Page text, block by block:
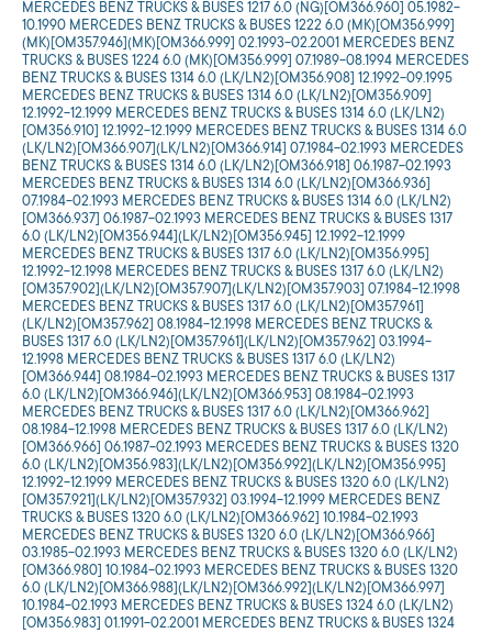
MERCEDES BENZ TRUCKS & BUSES 1217 6.0 (NG)[OM366.960] 05.1982-
10.1990 MERCEDES BENZ TRUCKS & BUSES 1222 6.0 (MK)[OM356.999]
(MK)[OM357.946](MK)[OM366.999] 02.1993-02.2001 MERCEDES BENZ
TRUCKS & BUSES 1224 6.0 (MK)[OM356.999] 07.1989-08.1994 MERCEDES
BENZ TRUCKS & BUSES 1314 6.0 (LK/LN2)[OM356.908] 12.1992-09.1995
MERCEDES BENZ TRUCKS & BUSES 1314 6.0 (LK/LN2)[OM356.909]
12.1992-12.1999 MERCEDES BENZ TRUCKS & BUSES 1314 6.0 (LK/LN2)
[OM356.910] 12.1992-12.1999 MERCEDES BENZ TRUCKS & BUSES 1314 6.0
(LK/LN2)[OM366.907](LK/LN2)[OM366.914] 07.1984-02.1993 MERCEDES
BENZ TRUCKS & BUSES 1314 6.0 (LK/LN2)[OM366.918] 06.1987-02.1993
MERCEDES BENZ TRUCKS & BUSES 1314 6.0 (LK/LN2)[OM366.936]
07.1984-02.1993 MERCEDES BENZ TRUCKS & BUSES 1314 6.0 (LK/LN2)
[OM366.937] 06.1987-02.1993 MERCEDES BENZ TRUCKS & BUSES 1317
6.0 (LK/LN2)[OM356.944](LK/LN2)[OM356.945] 12.1992-12.1999
MERCEDES BENZ TRUCKS & BUSES 1317 6.0 (LK/LN2)[OM356.995]
12.1992-12.1998 MERCEDES BENZ TRUCKS & BUSES 1317 6.0 (LK/LN2)
[OM357.902](LK/LN2)[OM357.907](LK/LN2)[OM357.903] 07.1984-12.1998
MERCEDES BENZ TRUCKS & BUSES 1317 6.0 (LK/LN2)[OM357.961]
(LK/LN2)[OM357.962] 08.1984-12.1998 MERCEDES BENZ TRUCKS &
BUSES 1317 6.0 (LK/LN2)[OM357.961](LK/LN2)[OM357.962] 03.1994-
12.1998 MERCEDES BENZ TRUCKS & BUSES 1317 6.0 (LK/LN2)
[OM366.944] 08.1984-02.1993 MERCEDES BENZ TRUCKS & BUSES 1317
6.0 (LK/LN2)[OM366.946](LK/LN2)[OM366.953] 08.1984-02.1993
MERCEDES BENZ TRUCKS & BUSES 1317 6.0 (LK/LN2)[OM366.962]
08.1984-12.1998 MERCEDES BENZ TRUCKS & BUSES 1317 6.0 (LK/LN2)
[OM366.966] 06.1987-02.1993 MERCEDES BENZ TRUCKS & BUSES 1320
6.0 (LK/LN2)[OM356.983](LK/LN2)[OM356.992](LK/LN2)[OM356.995]
12.1992-12.1999 MERCEDES BENZ TRUCKS & BUSES 1320 6.0 (LK/LN2)
[OM357.921](LK/LN2)[OM357.932] 03.1994-12.1999 MERCEDES BENZ
TRUCKS & BUSES 1320 6.0 (LK/LN2)[OM366.962] 10.1984-02.1993
MERCEDES BENZ TRUCKS & BUSES 1320 6.0 (LK/LN2)[OM366.966]
03.1985-02.1993 MERCEDES BENZ TRUCKS & BUSES 1320 6.0 (LK/LN2)
[OM366.980] 10.1984-02.1993 MERCEDES BENZ TRUCKS & BUSES 1320
6.0 (LK/LN2)[OM366.988](LK/LN2)[OM366.992](LK/LN2)[OM366.997]
10.1984-02.1993 MERCEDES BENZ TRUCKS & BUSES 1324 6.0 (LK/LN2)
[OM356.983] 01.1991-02.2001 MERCEDES BENZ TRUCKS & BUSES 1324